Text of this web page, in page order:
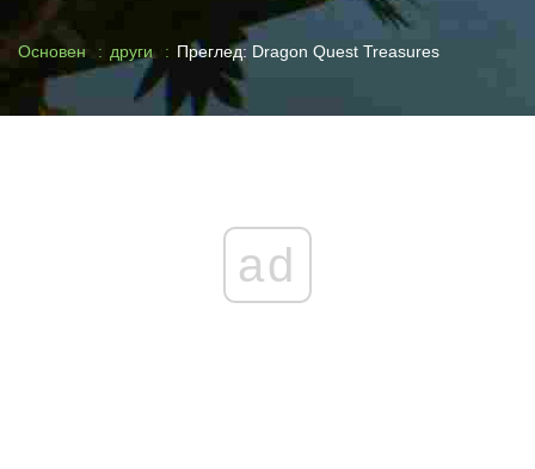
Основен други Преглед: Dragon Quest Treasures
ad